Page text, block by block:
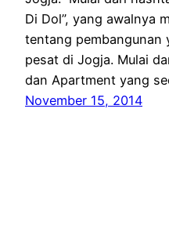
Di Dol”, yang awalnya
tentang pembangunan
pesat di Jogja. Mulai
dan Apartment yang
November 15, 2014